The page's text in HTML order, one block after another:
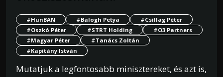
#HunBAN #Balogh Petya
#Csillag Péter
#Oszkó Péter
#STRT Holding
#O3 Partners
#Magyar Péter
#Tanács Zoltán
#Kapitány István
Mutatjuk a legfontosabb minisztereket, és azt is,